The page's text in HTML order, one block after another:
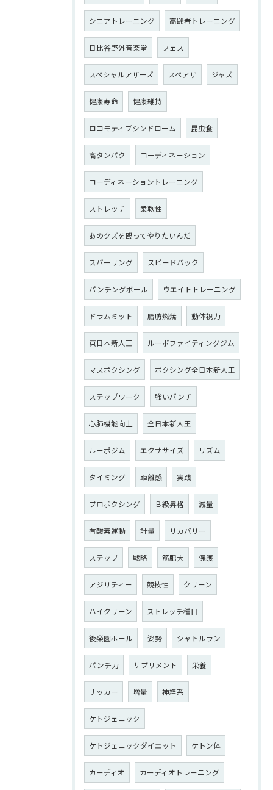
シニアトレーニング 高齢者トレーニング
日比谷野外音楽堂 フェス
スペシャルアザーズ スペアザ ジャズ
健康寿命 健康維持
ロコモティブシンドローム 昆虫食
高タンパク コーディネーション
コーディネーショントレーニング
ストレッチ 柔軟性
あのクズを殴ってやりたいんだ
スパーリング スピードバック
パンチングボール ウエイトトレーニング
ドラムミット 脂肪燃焼 動体視力
東日本新人王 ルーポファイティングジム
マスボクシング ボクシング全日本新人王
ステップワーク 強いパンチ
心肺機能向上 全日本新人王
ルーポジム エクササイズ リズム
タイミング 距離感 実践
プロボクシング Ｂ級昇格 減量
有酸素運動 計量 リカバリー
ステップ 戦略 筋肥大 保護
アジリティー 競技性 クリーン
ハイクリーン ストレッチ種目
後楽園ホール 姿勢 シャトルラン
パンチ力 サプリメント 栄養
サッカー 増量 神経系
ケトジェニック
ケトジェニックダイエット ケトン体
カーディオ カーディオトレーニング